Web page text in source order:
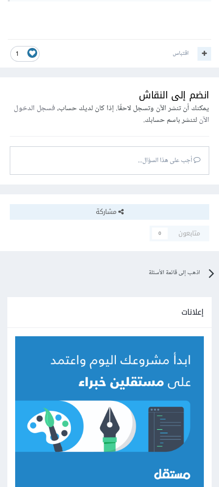
1 اقتباس
انضم إلى النقاش
يمكنك أن تنشر الآن وتسجل لاحقًا. إذا كان لديك حساب،فسجل الدخول
الآنلتنشر باسم حسابك.
أجب على هذا السؤال...
مشاركة
متابعون
0
اذهب إلى قائمة الأسئلة
إعلانات